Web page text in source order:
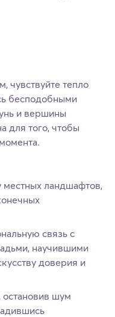
чувствуйте тепло
бесподобными
и вершины
для того, чтобы
местных ландшафтов,
связь с
научившими
доверия и
шум